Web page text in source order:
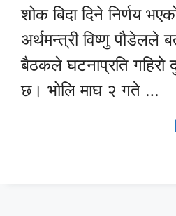
शोक बिदा दिने निर्णय
अर्थमन्त्री विष्णु पौडेलले
बैठकले घटनाप्रति गहिरो
छ। भोलि माघ २ गते …